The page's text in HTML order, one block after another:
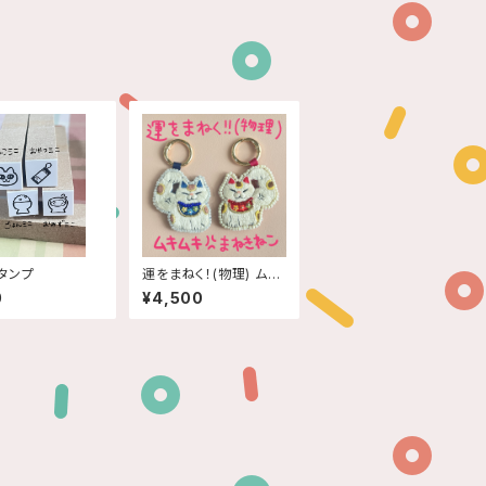
ンプ
運をまねく！(物理) ムキ
ムキまねきねこキーホル
ダー
¥4,500